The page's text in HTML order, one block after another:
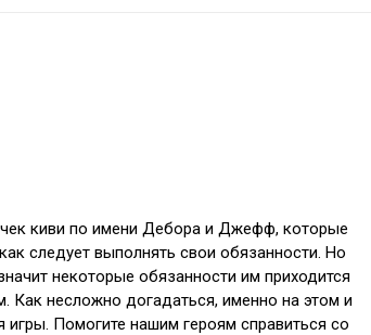
киви по имени Дебора и Джефф, которые
следует выполнять свои обязанности. Но
некоторые обязанности им приходится
несложно догадаться, именно на этом и
игры. Помогите нашим героям справиться со